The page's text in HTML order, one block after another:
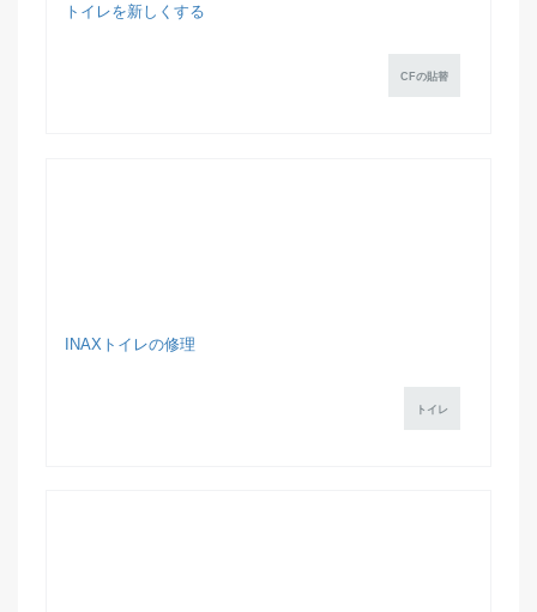
トイレを新しくする
CFの貼替
INAXトイレの修理
トイレ